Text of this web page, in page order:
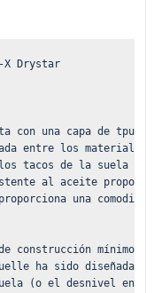
X Drystar
con una capa de
entre los materiales
tacos de la suela
al aceite
una
mínimo
ha sido diseñada
(o el desnivel entre